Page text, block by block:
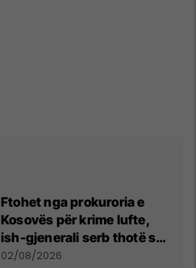
Ftohet nga prokuroria e
Kosovës për krime lufte,
ish-gjenerali serb thotë se
dikush e tradhtoi në
02/08/2026